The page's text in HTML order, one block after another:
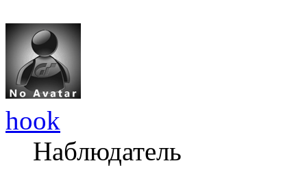
hook
Наблюдатель